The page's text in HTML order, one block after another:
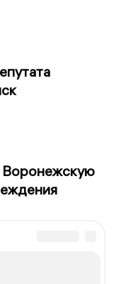
Воронежскую